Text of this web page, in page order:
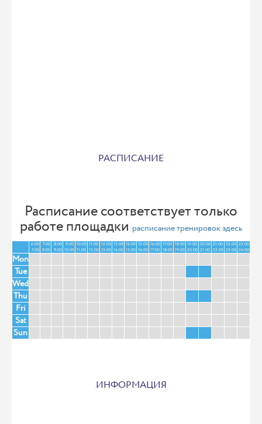
РАСПИСАНИЕ
Расписание соответствует только
работе площадки расписание тренировок здесь
6:00
7:00
7:00
8:00
8:00
9:00
9:00
10:00
10:00
11:00
11:00
12:00
12:00
13:00
13:00
14:00
14:00
15:00
15:00
16:00
16:00
17:00
17:00
18:00
18:00
19:00
19:00
20:00
20:00
21:00
21:00
22:00
22:00
23:00
23:00
24:00
Mon
Tue
Wed
Thu
Fri
Sat
Sun
ИНФОРМАЦИЯ